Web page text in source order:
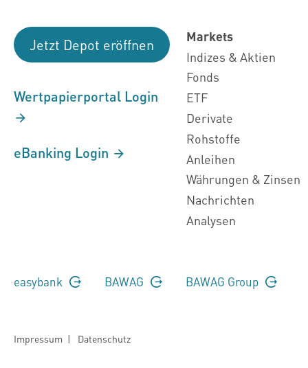
Jetzt Depot eröffnen
Wertpapierportal Login
eBanking Login
Markets
Indizes & Aktien
Fonds
ETF
Derivate
Rohstoffe
Anleihen
Währungen & Zinsen
Nachrichten
Analysen
easybank BAWAG BAWAG Group
Impressum | Datenschutz